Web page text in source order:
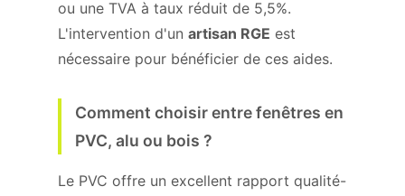
ou une TVA à taux réduit de 5,5%.
L'intervention d'un artisan RGE est
nécessaire pour bénéficier de ces aides.
Comment choisir entre fenêtres en
PVC, alu ou bois ?
Le PVC offre un excellent rapport qualité-